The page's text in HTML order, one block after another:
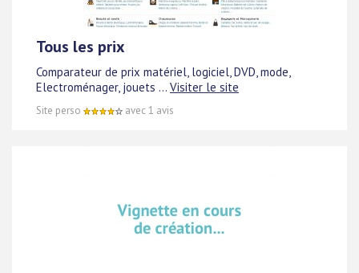
Tous les prix
Comparateur de prix matériel, logiciel, DVD, mode,
Electroménager, jouets ... Visiter le site
Site perso avec 1 avis